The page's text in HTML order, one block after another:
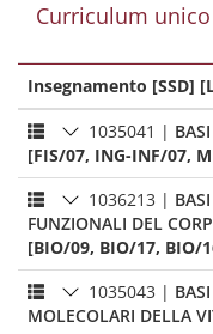
Curriculum unico
1035041 |
[FIS/07, ING-INF/07,
1036213 |
FUNZIONALI DEL
[BIO/09, BIO/17, BIO/
1035043 |
MOLECOLARI DELLA